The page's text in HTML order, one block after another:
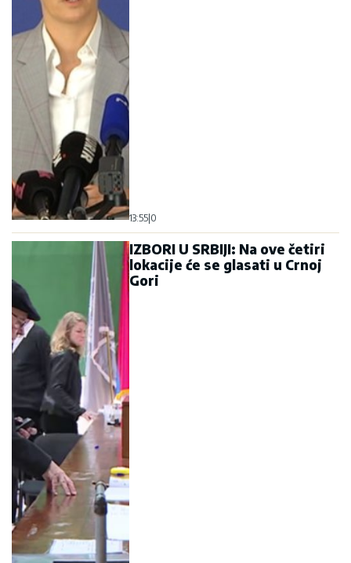
13:55 0
IZBORI U SRBIJI: Na ove četiri
lokacije će se glasati u Crnoj
Gori